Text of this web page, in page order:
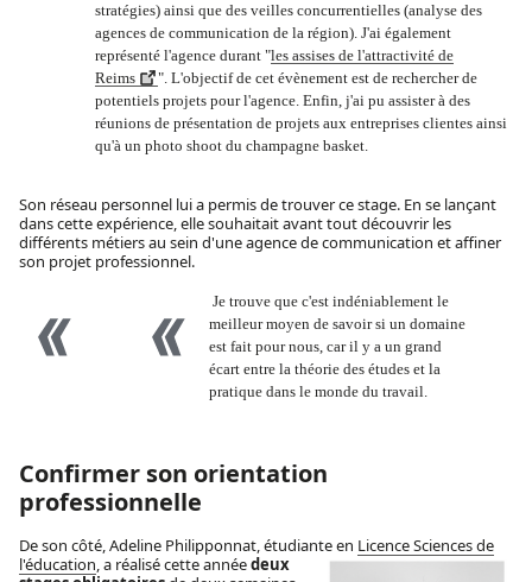
stratégies) ainsi que des veilles concurrentielles (analyse des
agences de communication de la région). J'ai également
représenté l'agence durant "les assises de l'attractivité de
Reims
". L'objectif de cet évènement est de rechercher de
potentiels projets pour l'agence. Enfin, j'ai pu assister à des
réunions de présentation de projets aux entreprises clientes ainsi
qu'à un photo shoot du champagne basket.
Son réseau personnel lui a permis de trouver ce stage. En se lançant
dans cette expérience, elle souhaitait avant tout découvrir les
différents métiers au sein d'une agence de communication et affiner
son projet professionnel.
Je trouve que c'est indéniablement le
meilleur moyen de savoir si un domaine
est fait pour nous, car il y a un grand
écart entre la théorie des études et la
pratique dans le monde du travail.
Confirmer son orientation
professionnelle
De son côté, Adeline Philipponnat, étudiante en Licence Sciences de
l'éducation,a réalisé cette annéedeux